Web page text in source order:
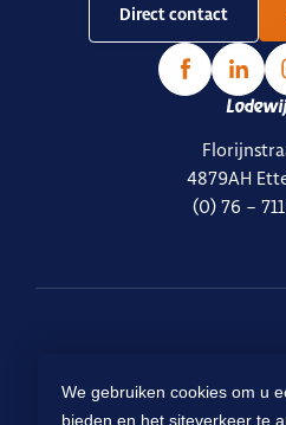
We gebruiken cookies om u
bieden en het siteverkeer te
Direct contact
4879AH
(0) 76 –
Ready for